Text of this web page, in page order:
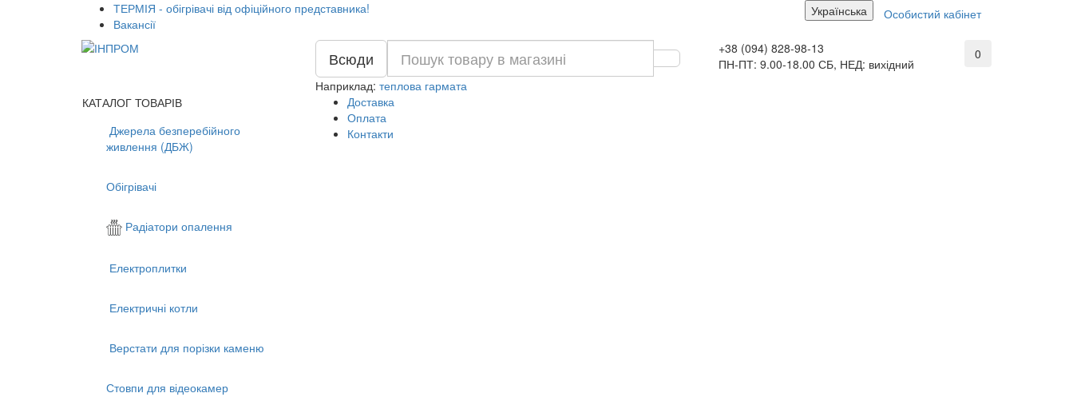
Особистий кабінет
Українська
ТЕРМІЯ - обігрівачі від офіційного представника!
Вакансії
+38 (094) 828-98-13
ПН-ПТ: 9.00-18.00 СБ, НЕД: вихідний
0
Всюди
Наприклад: теплова гармата
Доставка
Оплата
Контакти
КАТАЛОГ ТОВАРІВ
Джерела безперебійного
живлення (ДБЖ)
Обігрівачі
Радіатори опалення
Електроплитки
Електричні котли
Верстати для порізки каменю
Стовпи для відеокамер